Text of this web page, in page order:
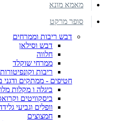
מאמא מונא
סופר מרקט
דבש ריבות וממרחים
דבש וסילאן
חלווה
ממרחי שוקלד
ריבות וקונפיטורות
חטיפים - ממתקים ודגני
ביגלה ו מקלות
ביסקוויטים
וופלים וגביעי
חמצוצים